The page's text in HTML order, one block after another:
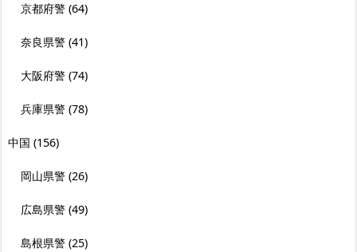
京都府警 (64)
奈良県警 (41)
大阪府警 (74)
兵庫県警 (78)
中国 (156)
岡山県警 (26)
広島県警 (49)
島根県警 (25)